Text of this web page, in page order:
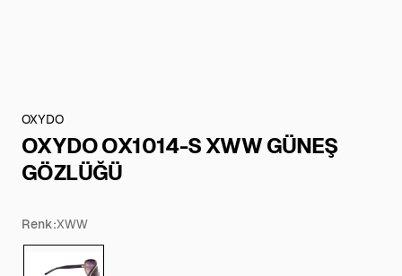
OXYDO
OXYDO OX1014-S XWW GÜNEŞ
GÖZLÜĞÜ
Renk:XWW